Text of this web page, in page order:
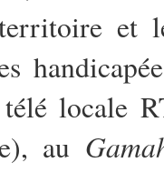
et
locale
au